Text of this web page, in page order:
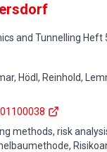
and Tunnelling Heft
Hödl, Reinhold,
methods, risk